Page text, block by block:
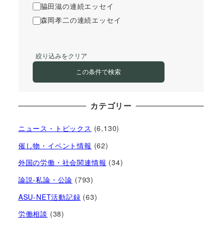
脇田滋の連続エッセイ
森岡孝二の連続エッセイ
絞り込みをクリア
この条件で検索
カテゴリー
ニュース・トピックス (6,130)
催し物・イベント情報 (62)
外国の労働・社会関連情報 (34)
論説-私論・公論 (793)
ASU-NET活動記録 (63)
労働相談 (38)